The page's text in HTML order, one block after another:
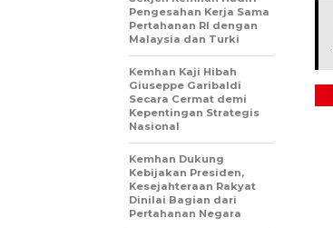
Pengesahan Kerja Sama
Pertahanan RI dengan
Malaysia dan Turki
Kemhan Kaji Hibah
Giuseppe Garibaldi
Secara Cermat demi
Kepentingan Strategis
Nasional
Kemhan Dukung
Kebijakan Presiden,
Kesejahteraan Rakyat
Dinilai Bagian dari
Pertahanan Negara